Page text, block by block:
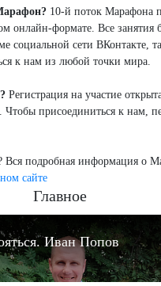
10-й поток Марафона
онлайн-формате. Все занятия
социальной сети ВКонтакте,
к нам из любой точки мира.
Регистрация на участие
присоединиться к нам,
Вся подробная информация о
сайте
Главное
Иван Попов